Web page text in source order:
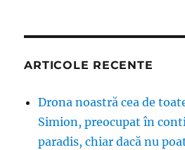
ARTICOLE RECENTE
Drona noastră cea de
Simion, preocupat în
paradis, chiar dacă nu